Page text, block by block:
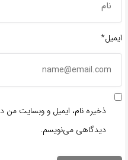
ایمیل*
ذخیره نام، ایمیل و وبسایت من
دیدگاهی می‌نویسم.